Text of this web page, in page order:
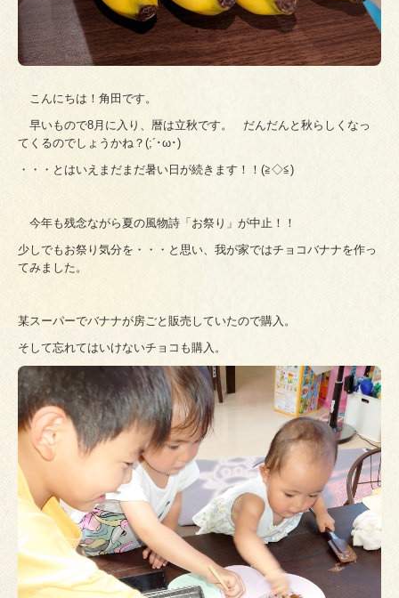
こんにちは！角田です。
早いもので8月に入り、暦は立秋です。 だんだんと秋らしくなっ
てくるのでしょうかね？(;´･ω･)
・・・とはいえまだまだ暑い日が続きます！！(≧◇≦)
今年も残念ながら夏の風物詩「お祭り」が中止！！
少しでもお祭り気分を・・・と思い、我が家ではチョコバナナを作っ
てみました。
某スーパーでバナナが房ごと販売していたので購入。
そして忘れてはいけないチョコも購入。